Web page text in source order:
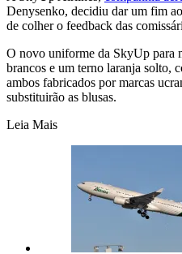
Denysenko, decidiu dar um fim
de colher o feedback das
O novo uniforme da SkyUp para
brancos e um terno laranja solto,
ambos fabricados por marcas
substituirão as blusas.
Leia Mais